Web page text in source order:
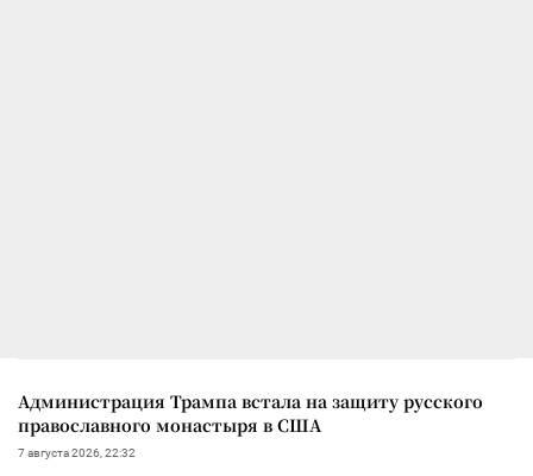
Администрация Трампа встала на защиту русского
православного монастыря в США
7 августа 2026, 22:32